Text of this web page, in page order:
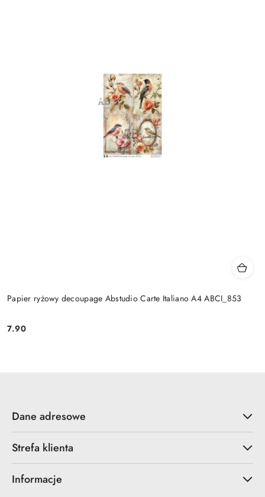
Papier ryżowy decoupage Abstudio Carte Italiano A4 ABCI_853
Cena:
7.90
Dane adresowe
Strefa klienta
Informacje